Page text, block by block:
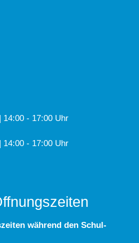
14:00 - 17:00 Uhr
14:00 - 17:00 Uhr
während den Schul-